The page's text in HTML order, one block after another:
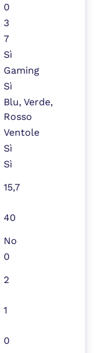
0
3
7
Sì
Gaming
Sì
Blu, Verde,
Rosso
Ventole
Sì
Sì
15,7
40
No
0
2
1
0